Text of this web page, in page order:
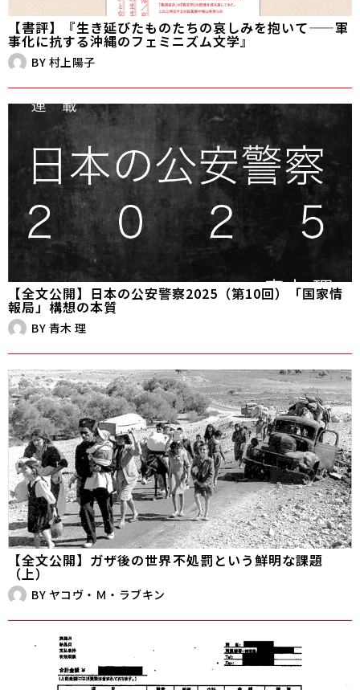
【書評】『生き延びたものたちの哀しみを抱いて——軍
事化に抗する沖縄のフェミニズム文学』
BY 村上陽子
【全文公開】日本の公安警察2025（第10回）「国家情
報局」構想の本質
BY 青木 理
【全文公開】ガザ後の世界――不処罰という鮮明な課題
（上）
BY ヤコヴ・Ｍ・ラブキン